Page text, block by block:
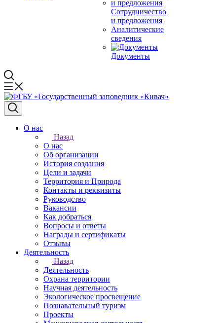
Сотрудничество
и предложения
Аналитические
сведения
Документы
О нас
Назад
О нас
Об организации
История создания
Цели и задачи
Территория и Природа
Контакты и реквизиты
Руководство
Вакансии
Как добраться
Вопросы и ответы
Награды и сертификаты
Отзывы
Деятельность
Назад
Деятельность
Охрана территории
Научная деятельность
Экологическое просвещение
Познавательный туризм
Проекты